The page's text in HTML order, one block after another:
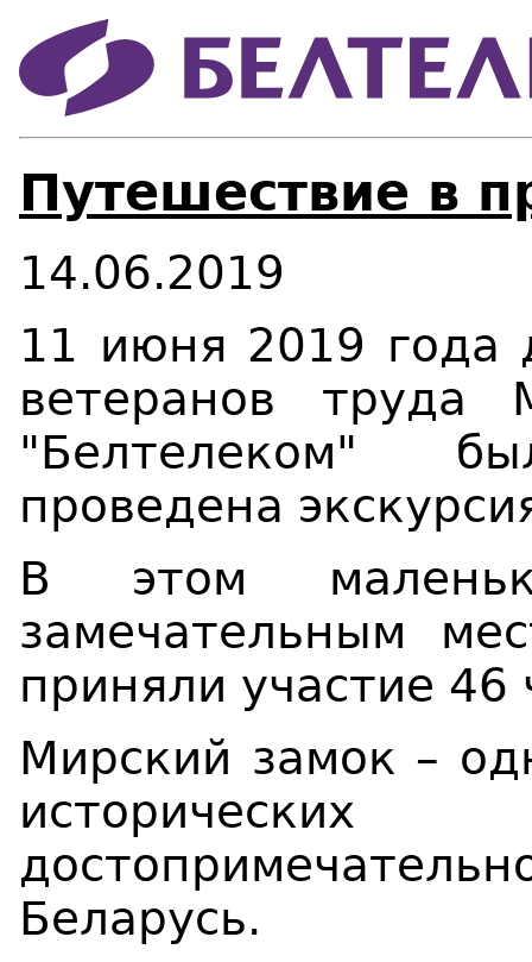
Путешествие в
14.06.2019
11 июня 2019 года
ветеранов труда
"Белтелеком"
проведена
В этом
замечательным
приняли участие 46
Мирский замок –
Беларусь.